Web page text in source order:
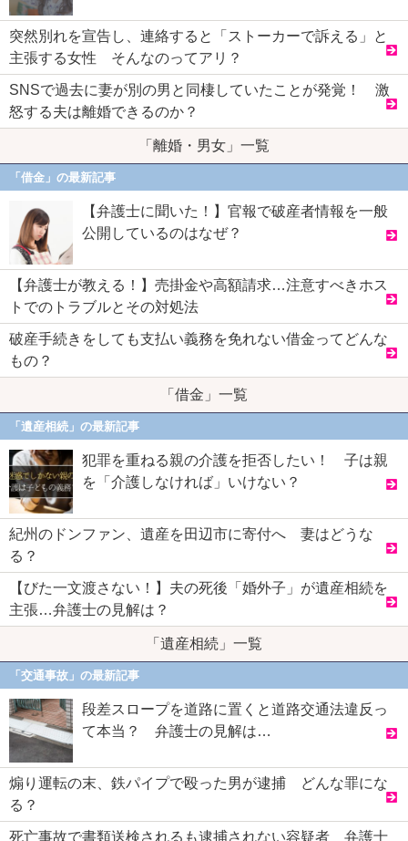
突然別れを宣告し、連絡すると「ストーカーで訴える」と
主張する女性 そんなのってアリ？
SNSで過去に妻が別の男と同棲していたことが発覚！ 激
怒する夫は離婚できるのか？
「離婚・男女」一覧
「借金」の最新記事
【弁護士に聞いた！】官報で破産者情報を一般
公開しているのはなぜ？
【弁護士が教える！】売掛金や高額請求…注意すべきホス
トでのトラブルとその対処法
破産手続きをしても支払い義務を免れない借金ってどんな
もの？
「借金」一覧
「遺産相続」の最新記事
犯罪を重ねる親の介護を拒否したい！ 子は親
を「介護しなければ」いけない？
紀州のドンファン、遺産を田辺市に寄付へ 妻はどうな
る？
【びた一文渡さない！】夫の死後「婚外子」が遺産相続を
主張…弁護士の見解は？
「遺産相続」一覧
「交通事故」の最新記事
段差スロープを道路に置くと道路交通法違反っ
て本当？ 弁護士の見解は…
煽り運転の末、鉄パイプで殴った男が逮捕 どんな罪にな
る？
死亡事故で書類送検されるも逮捕されない容疑者 弁護士